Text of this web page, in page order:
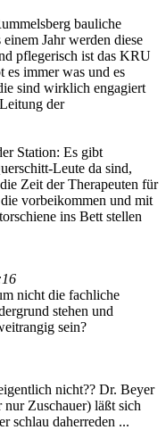
bauliche
Jahr werden diese
pflegerisch ist das KRU
immer was und es
sind wirklich engagiert
der
Station: Es gibt
Leute da sind,
Zeit der Therapeuten für
vorbeikommen und mit
ins Bett stellen
nicht die fachliche
stehen und
sein?
nicht?? Dr. Beyer
Zuschauer) läßt sich
schlau daherreden ...